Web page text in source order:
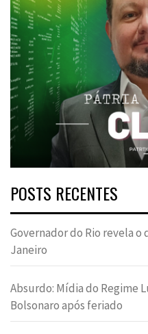
POSTS RECENTES
Governador do Rio revela o
Janeiro
Absurdo: Mídia do Regime
Bolsonaro após feriado